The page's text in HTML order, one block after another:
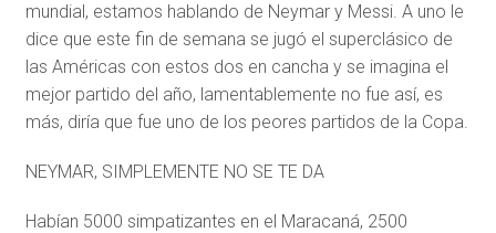
mundial, estamos hablando de Neymar y Messi. A uno le
dice que este fin de semana se jugó el superclásico de
las Américas con estos dos en cancha y se imagina el
mejor partido del año, lamentablemente no fue así, es
más, diría que fue uno de los peores partidos de la Copa.
NEYMAR, SIMPLEMENTE NO SE TE DA
Habían 5000 simpatizantes en el Maracaná, 2500